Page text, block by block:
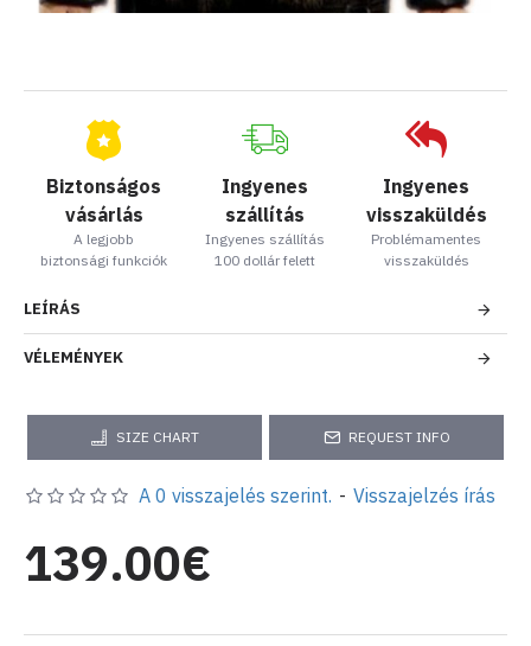
Biztonságos
vásárlás
A legjobb
biztonsági funkciók
Ingyenes
szállítás
Ingyenes szállítás
100 dollár felett
Ingyenes
visszaküldés
Problémamentes
visszaküldés
LEÍRÁS
VÉLEMÉNYEK
SIZE CHART REQUEST INFO
A 0 visszajelés szerint. - Visszajelzés írás
139.00€